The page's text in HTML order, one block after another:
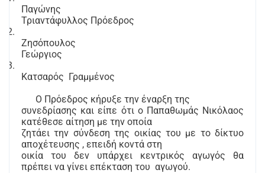
Παγώνης
Τριαντάφυλλος Πρόεδρος
2.
Ζησόπουλος
Γεώργιος
3.
Κατσαρός Γραμμένος
Ο Πρόεδρος κήρυξε την έναρξη της
συνεδρίασης και είπε ότι ο Παπαθωμάς Νικόλαος
κατέθεσε αίτηση με την οποία
ζητάει την σύνδεση της οικίας του με το δίκτυο
αποχέτευσης , επειδή κοντά στη
οικία του δεν υπάρχει κεντρικός αγωγός θα
πρέπει να γίνει επέκταση του αγωγού.